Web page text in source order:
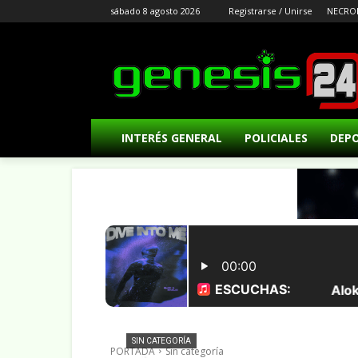
sábado 8 agosto 2026 Registrarse / Unirse
INTERÉS GENERAL POLICIALES
PORTADA Sin categoría
SIN CATEGORÍA